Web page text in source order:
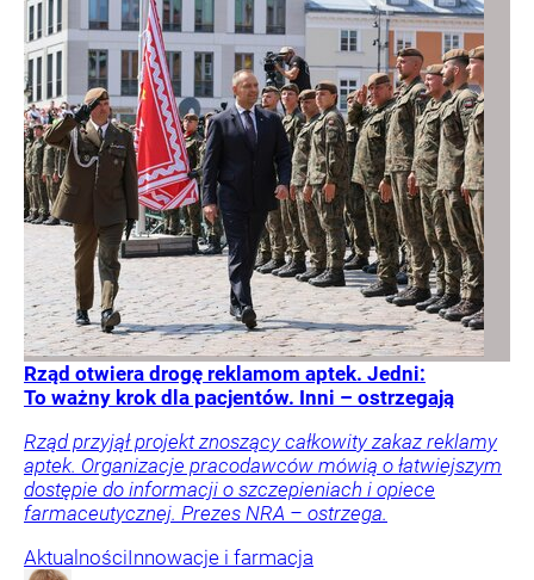
Rząd otwiera drogę reklamom aptek. Jedni:
To ważny krok dla pacjentów. Inni – ostrzegają
Rząd przyjął projekt znoszący całkowity zakaz reklamy
aptek. Organizacje pracodawców mówią o łatwiejszym
dostępie do informacji o szczepieniach i opiece
farmaceutycznej. Prezes NRA – ostrzega.
AktualnościInnowacje i farmacja